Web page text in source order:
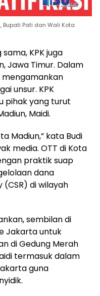
Bupati Pati dan Wali Kota
KPK juga
Jawa Timur. Dalam
unsur. KPK
pihak yang turut
Maidi.
Madiun,” kata Budi
media. OTT di Kota
praktik suap
dana
di wilayah
sembilan di
Jakarta untuk
di Gedung Merah
termasuk dalam
guna